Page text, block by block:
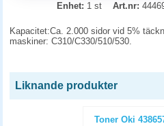
Enhet: 1 st Art.nr:
Kapacitet:Ca. 2.000 sidor vid 5%
maskiner: C310/C330/510/530.
Liknande produkter
Toner Oki